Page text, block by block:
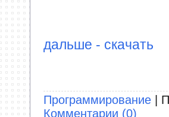
дальше - скачать
Программирование |
Комментарии (0)